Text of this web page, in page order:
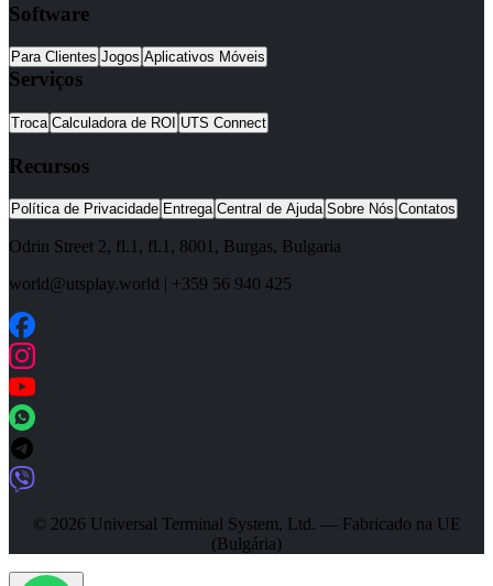
Software
Para Clientes Jogos Aplicativos Móveis
Serviços
Troca Calculadora de ROI UTS Connect
Recursos
Política de Privacidade Entrega Central de Ajuda Sobre Nós Contatos
Odrin Street 2, fl.1, fl.1, 8001, Burgas, Bulgaria
world@utsplay.world
+359 56 940 425
© 2026 Universal Terminal System, Ltd. — Fabricado na UE
(Bulgária)